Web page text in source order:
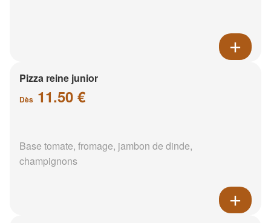
Pizza reine junior
Dès 11.50 €
Base tomate, fromage, jambon de dinde,
champignons